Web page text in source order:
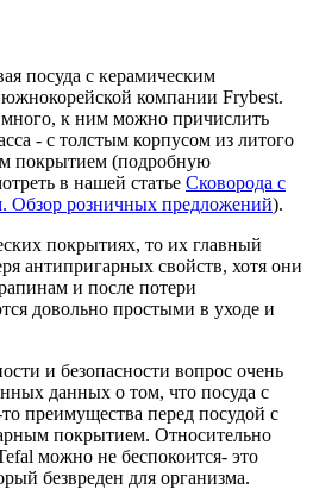
посуда с керамическим
компании Frybest.
к ним можно причислить
- с толстым корпусом из литого
покрытием (подробную
в нашей статье Сковорода с
Обзор розничных предложений).
покрытиях, то их главный
антипригарных свойств, хотя они
и после потери
довольно простыми в уходе и
и безопасности вопрос очень
данных о том, что посуда с
преимущества перед посудой с
покрытием. Относительно
можно не беспокоится- это
безвреден для организма.